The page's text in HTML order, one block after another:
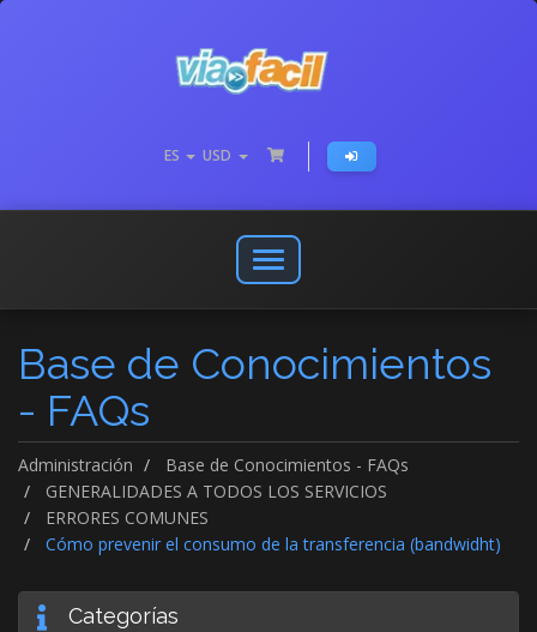
ES USD
Abrir
o
menú
de
Base de Conocimientos
- FAQs
Administración
Base de Conocimientos - FAQs
GENERALIDADES A TODOS LOS SERVICIOS
ERRORES COMUNES
Cómo prevenir el consumo de la transferencia (bandwidht)
Categorías